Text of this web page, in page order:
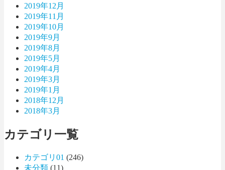
2019年12月
2019年11月
2019年10月
2019年9月
2019年8月
2019年5月
2019年4月
2019年3月
2019年1月
2018年12月
2018年3月
カテゴリ一覧
カテゴリ01 (246)
未分類 (11)